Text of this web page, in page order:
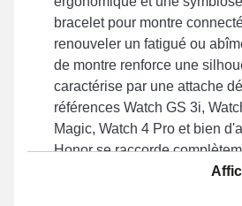
bracelet pour montre
renouveler un fatigué ou
de montre renforce une
caractérise par une attache
références Watch GS 3i,
Magic, Watch 4 Pro et bien
Honor se raccorde